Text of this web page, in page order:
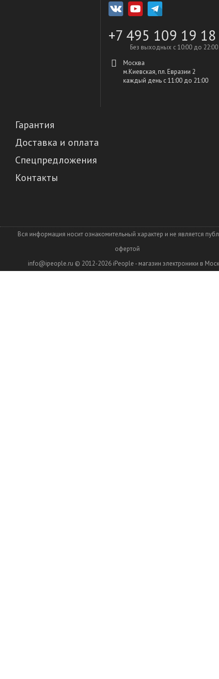
+7 495 109 19 18
Без выходных с 10:00 до 22:00
Москва
м.Киевская, пл. Евразии 2
каждый день c 11:00 до 21:00
Гарантия
Доставка и оплата
Спецпредложения
Контакты
Вся информация носит ознакомительный характер и не является
офертой
info@ipeople.ru © 2012-2026 iPeople - магазин электроники в